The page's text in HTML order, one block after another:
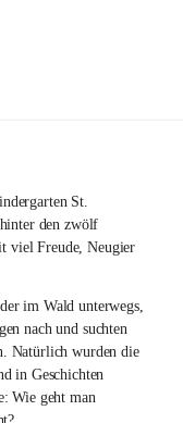
St.
den zwölf
viel Freude, Neugier
im Wald unterwegs,
nach und suchten
Natürlich wurden die
in Geschichten
Wie geht man